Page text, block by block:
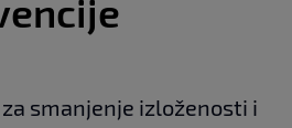
smanjenje izloženosti i